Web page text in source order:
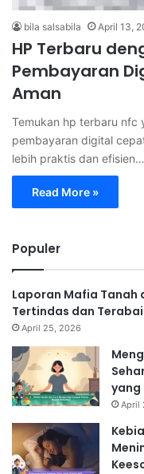
bila salsabila April 13,
HP Terbaru
Pembayaran
Aman
Temukan hp terbaru nfc
pembayaran digital
lebih praktis dan efisien…
Read More »
Populer
Laporan Mafia Tanah
Tertindas dan
April 25, 2026
yang
April